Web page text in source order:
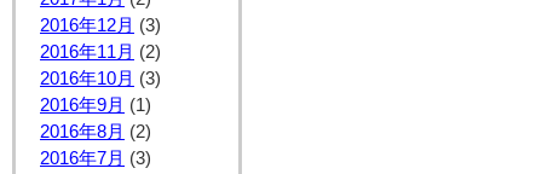
2016年12月 (3)
2016年11月 (2)
2016年10月 (3)
2016年9月 (1)
2016年8月 (2)
2016年7月 (3)